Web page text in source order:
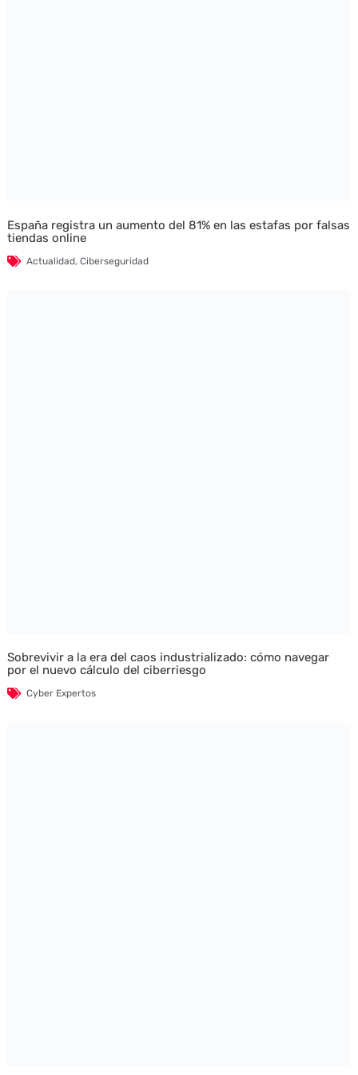
España registra un aumento del 81% en las estafas por falsas
tiendas online
Actualidad, Ciberseguridad
Sobrevivir a la era del caos industrializado: cómo navegar
por el nuevo cálculo del ciberriesgo
Cyber Expertos